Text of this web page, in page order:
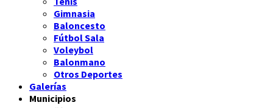
Gimnasia
Baloncesto
Fútbol Sala
Voleybol
Balonmano
Otros Deportes
Galerías
Municipios